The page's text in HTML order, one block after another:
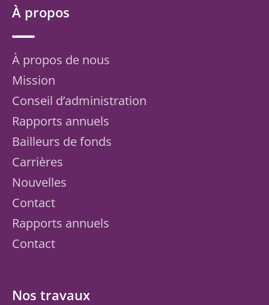
À propos
À propos de nous
Mission
Conseil d’administration
Rapports annuels
Bailleurs de fonds
Carrières
Nouvelles
Contact
Rapports annuels
Contact
Nos travaux